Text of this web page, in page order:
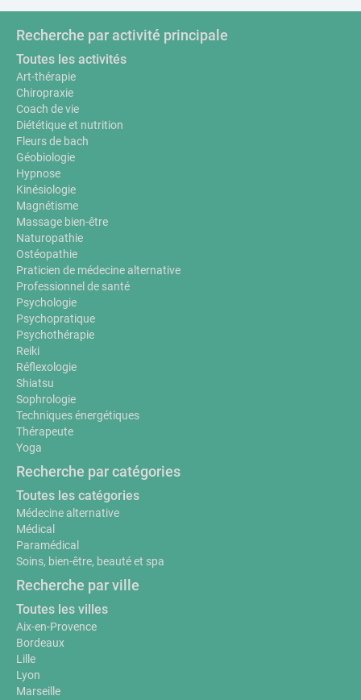
Recherche par activité principale
Toutes les activités
Art-thérapie
Chiropraxie
Coach de vie
Diététique et nutrition
Fleurs de bach
Géobiologie
Hypnose
Kinésiologie
Magnétisme
Massage bien-être
Naturopathie
Ostéopathie
Praticien de médecine alternative
Professionnel de santé
Psychologie
Psychopratique
Psychothérapie
Reiki
Réflexologie
Shiatsu
Sophrologie
Techniques énergétiques
Thérapeute
Yoga
Recherche par catégories
Toutes les catégories
Médecine alternative
Médical
Paramédical
Soins, bien-être, beauté et spa
Recherche par ville
Toutes les villes
Aix-en-Provence
Bordeaux
Lille
Lyon
Marseille